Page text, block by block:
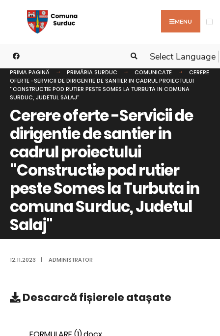
MENU
Select Language
PRIMA PAGINĂ PRIMĂRIA SURDUC COMUNICATE
CERERE
OFERTE -SERVICII DE DIRIGENTIE DE SANTIER IN CADRUL PROIECTULUI
''CONSTRUCTIE POD RUTIER PESTE SOMES LA TURBUTA IN COMUNA
SURDUC, JUDETUL SALAJ"
Cerere oferte -Servicii de
dirigentie de santier in
cadrul proiectului
''Constructie pod rutier
peste Somes la Turbuta in
comuna Surduc, Judetul
Salaj"
12.11.2023 | ADMINISTRATOR
Descarcăfișierele atașate